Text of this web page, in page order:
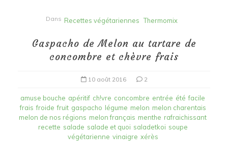
Dans Recettes végétariennes Thermomix
Gaspacho de Melon au tartare de
concombre et chèvre frais
10 août 2016 2
amuse bouche apéritif ch!vre concombre entrée été facile
frais froide fruit gaspacho légume melon melon charentais
melon de nos régions melon français menthe rafraichissant
recette salade salade et quoi saladetkoi soupe
végétarienne vinaigre xérès